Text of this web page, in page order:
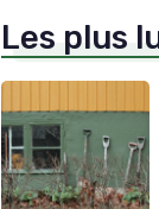
Les plus